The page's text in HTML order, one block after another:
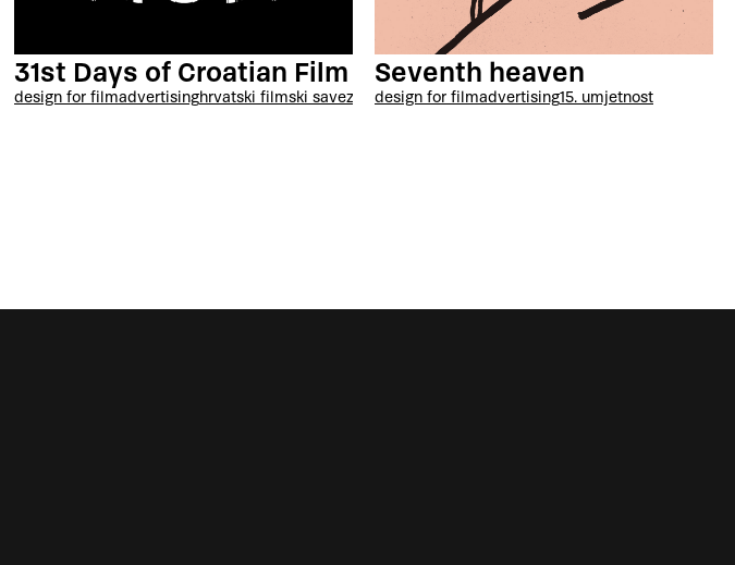
31st Days of Croatian Film
design for filmadvertisinghrvatski filmski savez
Seventh heaven
design for filmadvertising15. umjetnost